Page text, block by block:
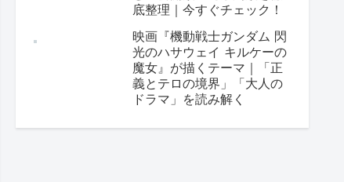
底整理｜今すぐチェック！
映画『機動戦士ガンダム 閃
光のハサウェイ キルケーの
魔女』が描くテーマ｜「正
義とテロの境界」「大人の
ドラマ」を読み解く